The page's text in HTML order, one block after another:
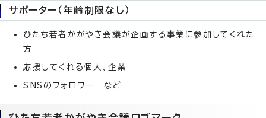
サポーター（年齢制限なし）
ひたち若者かがやき会議が企画する事業に参加してくれた
方
応援してくれる個人、企業
SNSのフォロワー など